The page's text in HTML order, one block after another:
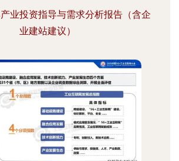
业投资指导与需求分析报告（含企
业建站建议）